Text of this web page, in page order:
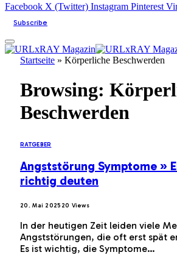
Facebook X (Twitter) Instagram Pinterest
Subscribe
Startseite » Körperliche Beschwerden
Browsing:
Beschwerden
RATGEBER
Angststörung Symptome »
richtig deuten
20. Mai 2025 20 Views
In der heutigen Zeit leiden viele
Angststörungen, die oft erst spät
Es ist wichtig, die Symptome…